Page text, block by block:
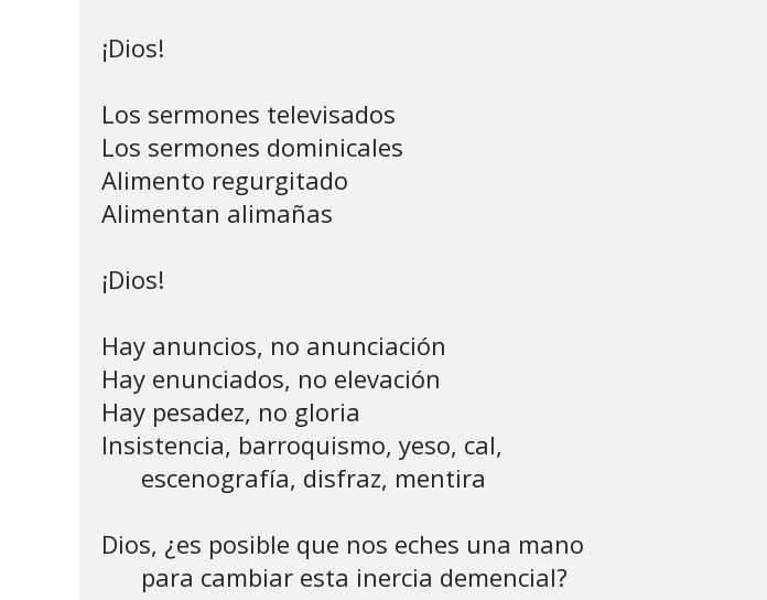
¡Dios!
Los sermones televisados
Los sermones dominicales
Alimento regurgitado
Alimentan alimañas
¡Dios!
Hay anuncios, no anunciación
Hay enunciados, no elevación
Hay pesadez, no gloria
Insistencia, barroquismo, yeso, cal,
Dios, ¿es posible que nos eches una mano
      para cambiar esta inercia demencial?